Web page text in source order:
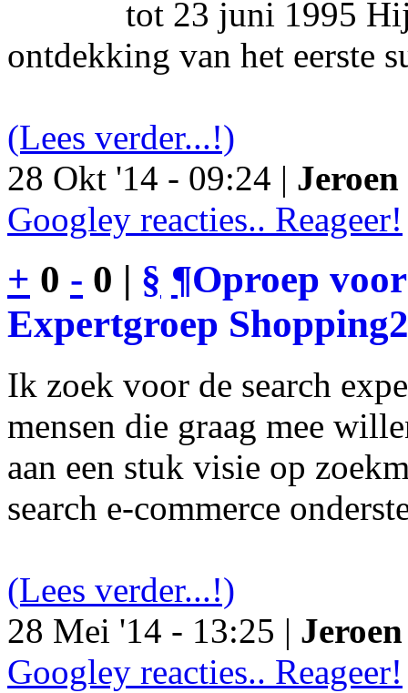
tot 23 juni 1995
ontdekking van het eerste
(Lees verder...!)
28 Okt '14 - 09:24 |
Googley reacties.. Reageer!
+ 0 - 0 | § ¶Oproep
Expertgroep
Ik zoek voor de search
mensen die graag mee
aan een stuk visie op
search e-commerce
(Lees verder...!)
28 Mei '14 - 13:25 |
Googley reacties.. Reageer!